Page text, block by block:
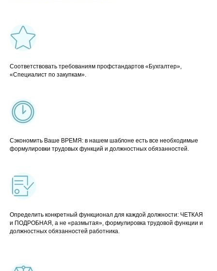
Соответствовать требованиям профстандартов «Бухгалтер»,
«Специалист по закупкам».
Сэкономить Ваше ВРЕМЯ: в нашем шаблоне есть все необходимые
формулировки трудовых функций и должностных обязанностей.
Определить конкретный функционал для каждой должности: ЧЕТКАЯ
и ПОДРОБНАЯ, а не «размытая», формулировка трудовой функции и
должностных обязанностей работника.